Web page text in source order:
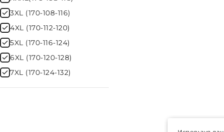
3XL (170-108-116)
4XL (170-112-120)
5XL (170-116-124)
6XL (170-120-128)
7XL (170-124-132)